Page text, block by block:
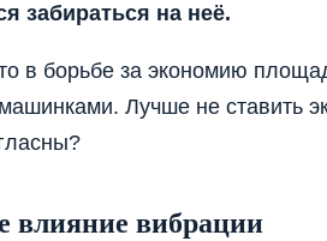
забираться на неё.
в борьбе за экономию
Лучше не ставить
влияние вибрации